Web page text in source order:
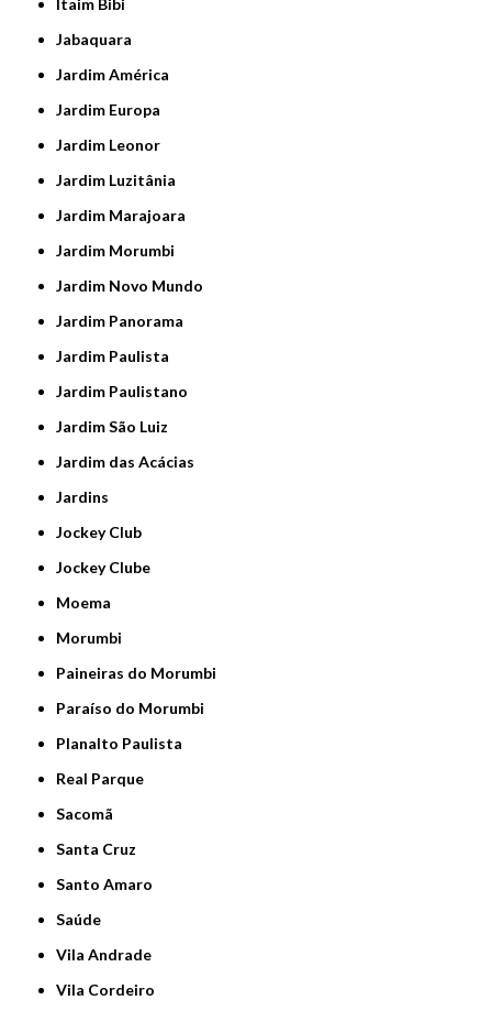
Jabaquara
Jardim América
Jardim Europa
Jardim Leonor
Jardim Luzitânia
Jardim Marajoara
Jardim Morumbi
Jardim Novo Mundo
Jardim Panorama
Jardim Paulista
Jardim Paulistano
Jardim São Luiz
Jardim das Acácias
Jardins
Jockey Club
Jockey Clube
Moema
Morumbi
Paineiras do Morumbi
Paraíso do Morumbi
Planalto Paulista
Real Parque
Sacomã
Santa Cruz
Santo Amaro
Saúde
Vila Andrade
Vila Cordeiro